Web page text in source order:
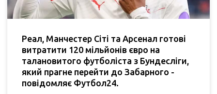
Реал, Манчестер Сіті та Арсенал готові
витратити 120 мільйонів євро на
талановитого футболіста з Бундесліги,
який прагне перейти до Забарного -
повідомляє Футбол24.